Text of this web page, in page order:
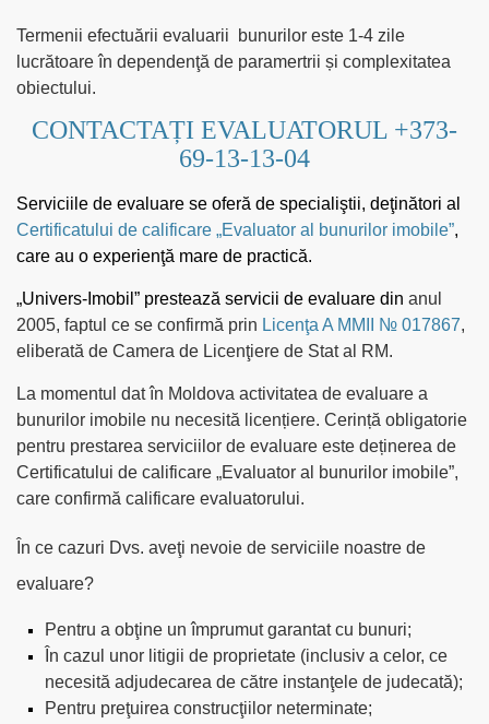
Termenii efectuării evaluarii bunurilor este 1-4 zile
lucrătoare în dependenţă de paramertrii și complexitatea
obiectului.
CONTACTAȚI EVALUATORUL +373-
69-13-13-04
Serviciile de evaluare se oferă de specialiştii, deţinători al
Certificatului de calificare „Evaluator al bunurilor imobile”,
care au o experienţă mare de practică.
„Univers-Imobil” prestează servicii de evaluare din anul
2005, faptul ce se confirmă prin Licenţa A MMII № 017867,
eliberată de Camera de Licenţiere de Stat al RM.
La momentul dat în Moldova activitatea de evaluare a
bunurilor imobile nu necesită licențiere. Cerință obligatorie
pentru prestarea serviciilor de evaluare este deținerea de
Certificatului de calificare „Evaluator al bunurilor imobile”,
care confirmă calificare evaluatorului.
În ce cazuri Dvs. aveţi nevoie de serviciile noastre de
evaluare?
Pentru a obţine un împrumut garantat cu bunuri;
În cazul unor litigii de proprietate (inclusiv a celor, ce
necesită adjudecarea de către instanţele de judecată);
Pentru preţuirea construcţiilor neterminate;